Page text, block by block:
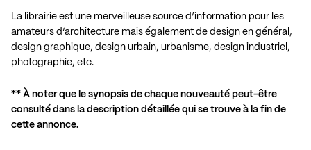
La librairie est une merveilleuse source d’information pour les
amateurs d’architecture mais également de design en général,
design graphique, design urbain, urbanisme, design industriel,
photographie, etc.
** À noter que le synopsis de chaque nouveauté peut-être
consulté dans la description détaillée qui se trouve à la fin de
cette annonce.